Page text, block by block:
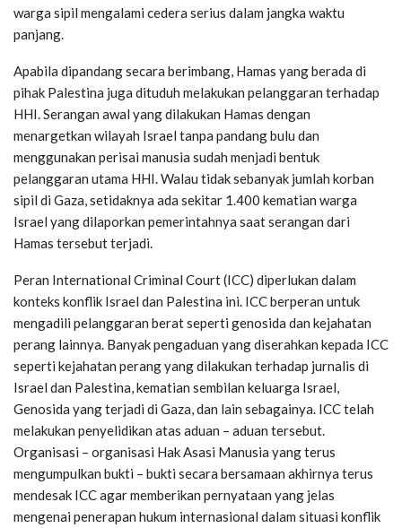
warga sipil mengalami cedera serius dalam jangka waktu
panjang.
Apabila dipandang secara berimbang, Hamas yang berada di
pihak Palestina juga dituduh melakukan pelanggaran terhadap
HHI. Serangan awal yang dilakukan Hamas dengan
menargetkan wilayah Israel tanpa pandang bulu dan
menggunakan perisai manusia sudah menjadi bentuk
pelanggaran utama HHI. Walau tidak sebanyak jumlah korban
sipil di Gaza, setidaknya ada sekitar 1.400 kematian warga
Israel yang dilaporkan pemerintahnya saat serangan dari
Hamas tersebut terjadi.
Peran International Criminal Court (ICC) diperlukan dalam
konteks konflik Israel dan Palestina ini. ICC berperan untuk
mengadili pelanggaran berat seperti genosida dan kejahatan
perang lainnya. Banyak pengaduan yang diserahkan kepada ICC
seperti kejahatan perang yang dilakukan terhadap jurnalis di
Israel dan Palestina, kematian sembilan keluarga Israel,
Genosida yang terjadi di Gaza, dan lain sebagainya. ICC telah
melakukan penyelidikan atas aduan – aduan tersebut.
Organisasi – organisasi Hak Asasi Manusia yang terus
mengumpulkan bukti – bukti secara bersamaan akhirnya terus
mendesak ICC agar memberikan pernyataan yang jelas
mengenai penerapan hukum internasional dalam situasi konflik